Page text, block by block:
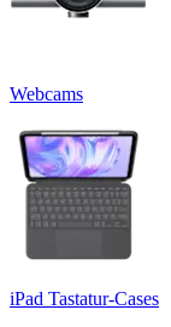
Webcams
iPad Tastatur-Cases